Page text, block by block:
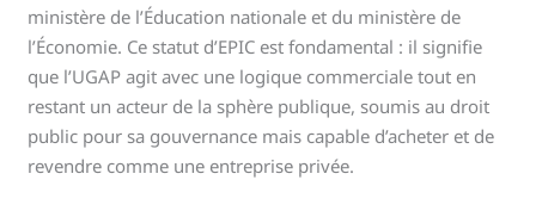
ministère de l’Éducation nationale et du ministère de
l’Économie. Ce statut d’EPIC est fondamental : il signifie
que l’UGAP agit avec une logique commerciale tout en
restant un acteur de la sphère publique, soumis au droit
public pour sa gouvernance mais capable d’acheter et de
revendre comme une entreprise privée.